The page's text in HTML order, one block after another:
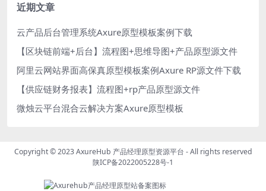
近期文章
云产品后台管理系统Axure原型模板案例下载
【区块链前端+后台】流程图+思维导图+产品原型源文件
阿里云网站界面高保真原型模板案例Axure RP源文件下载
【供应链财务报表】流程图+rp产品原型源文件
微烛云平台混合云解决方案Axure原型模板
Copyright © 2023AxureHub 产品经理原型资源平台 - All rights reserved
陕ICP备2022005228号-1